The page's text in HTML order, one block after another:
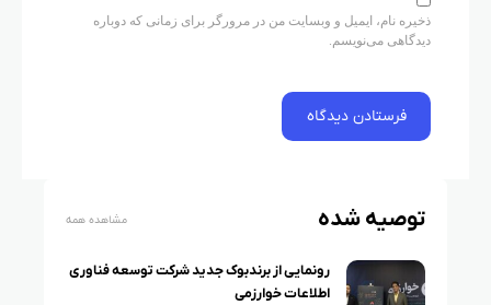
ذخیره نام، ایمیل و وبسایت من در مرورگر برای زمانی که دوباره
دیدگاهی می‌نویسم.
توصیه شده مشاهده همه
رونمایی از برندبوک جدید شرکت توسعه فناوری
اطلاعات خوارزمی